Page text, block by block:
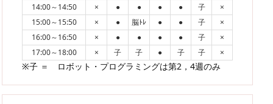
14:00～14:50
× ● ● ● ● 子
×
15:00～15:50
× ● 脳ﾄﾚ ● ● 子
×
16:00～16:50
× ● ● ● ● 子
×
17:00～18:00
× 子 子 ● 子 子 ×
※子 ＝ ロボット・プログラミングは第2，4週のみ